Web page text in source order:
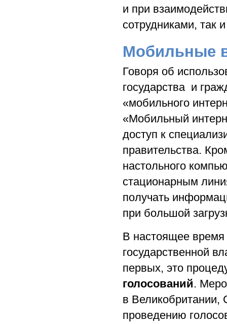
и при
сотрудниками, так
Мобильные
Говоря об
государства и
«мобильного
«Мобильный
доступ к
правительства.
настольного
стационарным
получать
при большой
В настоящее время
государственной
первых, это
голосований.
в Великобритании,
проведению